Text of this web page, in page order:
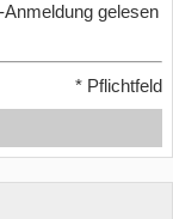
gelesen
* Pflichtfeld